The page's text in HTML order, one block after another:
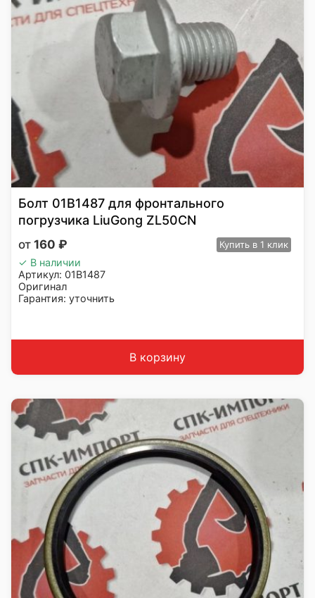
Болт 01B1487 для фронтального
погрузчика LiuGong ZL50CN
160 ₽ Купить в 1 клик
✓ В наличии
Артикул: 01B1487
Оригинал
Гарантия: уточнить
В корзину